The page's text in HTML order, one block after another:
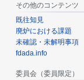
その他のコンテンツ
既往知見
廃炉における課題
未確認・未解明事項
fdada.info
委員会（委員限定）